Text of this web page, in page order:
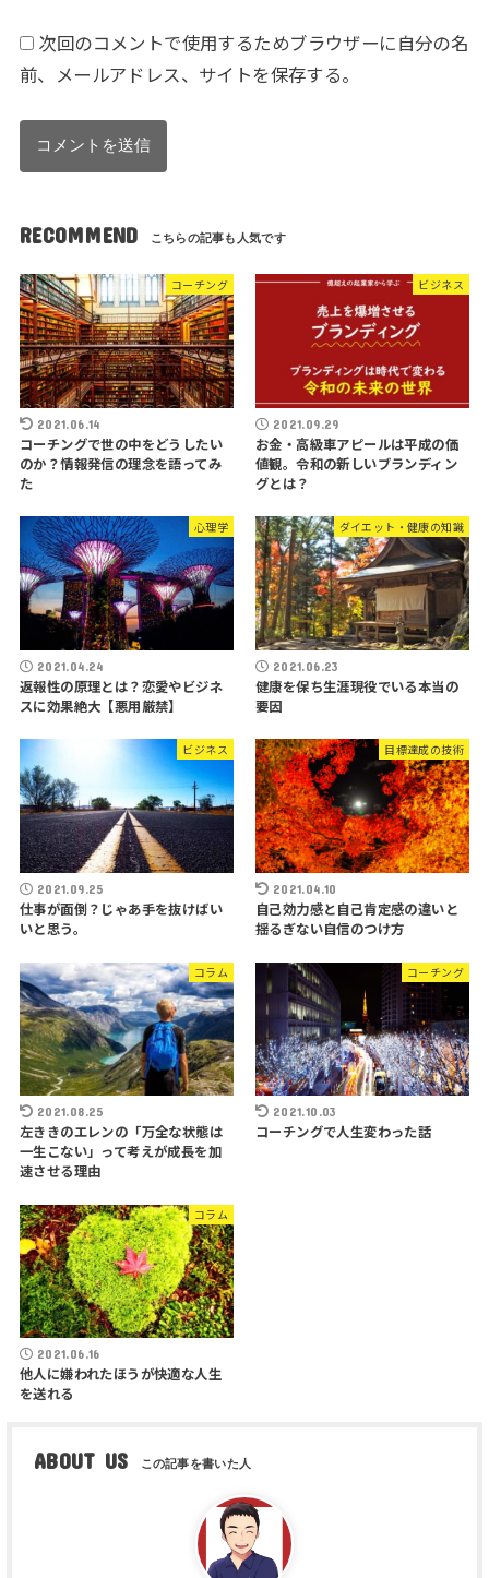
次回のコメントで使用するためブラウザーに自分の名
前、メールアドレス、サイトを保存する。
RECOMMEND
コーチング
2021.06.14
コーチングで世の中をどうしたい
のか？情報発信の理念を語ってみ
た
ビジネス
2021.09.29
お金・高級車アピールは平成の価
値観。令和の新しいブランディン
グとは？
心理学
2021.04.24
返報性の原理とは？恋愛やビジネ
スに効果絶大【悪用厳禁】
ダイエット・健康の知識
2021.06.23
健康を保ち生涯現役でいる本当の
要因
ビジネス
2021.09.25
仕事が面倒？じゃあ手を抜けばい
いと思う。
目標達成の技術
2021.04.10
自己効力感と自己肯定感の違いと
揺るぎない自信のつけ方
コラム
2021.08.25
左ききのエレンの「万全な状態は
一生こない」って考えが成長を加
速させる理由
コーチング
2021.10.03
コーチングで人生変わった話
コラム
2021.06.16
他人に嫌われたほうが快適な人生
を送れる
ABOUT US